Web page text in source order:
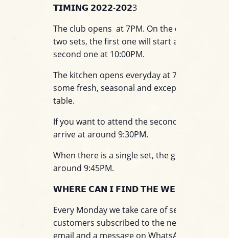
𝗧𝗜𝗠𝗜𝗡𝗚 𝟮𝟬𝟮𝟮-𝟮𝟬𝟮3
The club opens at 7PM. On the day that
two sets, the first one will start at 7:00 PM
second one at 10:00PM.
The kitchen opens everyday at 7:00PM to
some fresh, seasonal and exceptional food
table.
If you want to attend the second set we
arrive at around 9:30PM.
When there is a single set, the gig will start at
around 9:45PM.
𝗪𝗛𝗘𝗥𝗘 𝗖𝗔𝗡 𝗜 𝗙𝗜𝗡𝗗 𝗧𝗛𝗘 𝗪𝗘𝗘𝗞𝗟𝗬
Every Monday we take care of sending to all
customers subscribed to the newsletter
email and a message on WhatsApp with the